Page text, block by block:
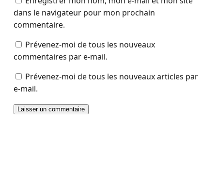
dans le navigateur pour mon prochain
commentaire.
Prévenez-moi de tous les nouveaux
commentaires par e-mail.
Prévenez-moi de tous les nouveaux articles par
e-mail.